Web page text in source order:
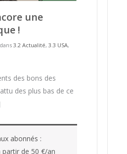
une
!
3.2 Actualité, 3.3 USA,
des bons des
des plus bas de ce
abonnés :
de 50 €/an